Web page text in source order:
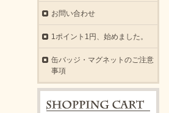
お問い合わせ
1ポイント1円、始めました。
缶バッジ・マグネットのご注意
事項